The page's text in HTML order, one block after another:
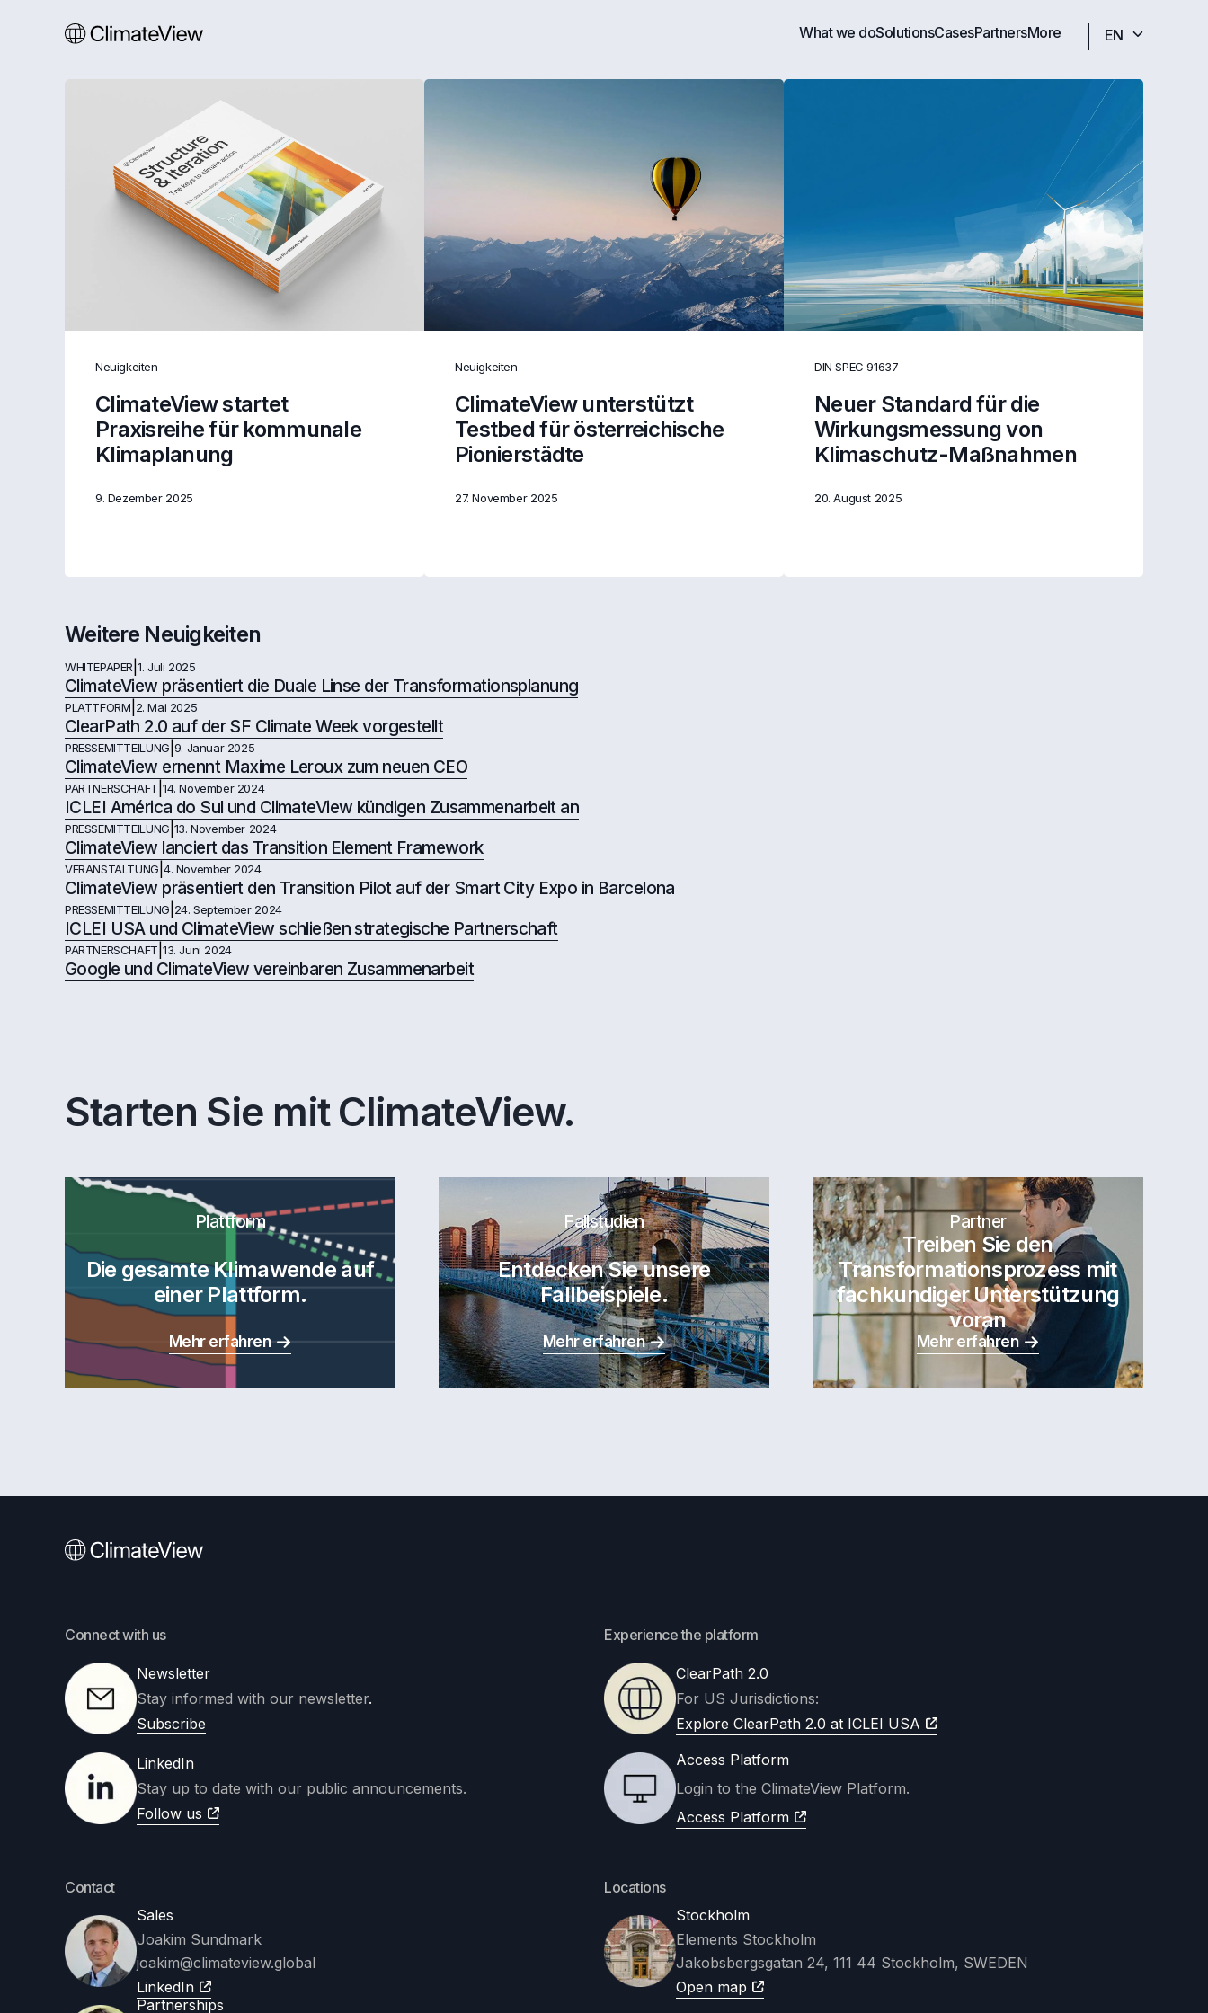
What we doSolutionsCasesPartnersMore EN
Neuigkeiten
ClimateView startet
Praxisreihe für kommunale
Klimaplanung
9. Dezember 2025
Neuigkeiten
ClimateView unterstützt
Testbed für österreichische
Pionierstädte
27. November 2025
DIN SPEC 91637
Neuer Standard für die
Wirkungsmessung von
Klimaschutz-Maßnahmen
20. August 2025
Weitere Neuigkeiten
WHITEPAPER |1. Juli 2025
ClimateView präsentiert die Duale Linse der Transformationsplanung
PLATTFORM 2. Mai 2025
ClearPath 2.0 auf der SF Climate Week vorgestellt
PRESSEMITTEILUNG 9. Januar 2025
ClimateView ernennt Maxime Leroux zum neuen CEO
PARTNERSCHAFT 14. November 2024
ICLEI América do Sul und ClimateView kündigen Zusammenarbeit an
PRESSEMITTEILUNG 13. November 2024
ClimateView lanciert das Transition Element Framework
VERANSTALTUNG 4. November 2024
ClimateView präsentiert den Transition Pilot auf der Smart City Expo in Barcelona
PRESSEMITTEILUNG 24. September 2024
ICLEI USA und ClimateView schließen strategische Partnerschaft
PARTNERSCHAFT 13. Juni 2024
Google und ClimateView vereinbaren Zusammenarbeit
Starten Sie mit ClimateView.
Plattform
Die gesamte Klimawende auf
einer Plattform.
Mehr erfahren
Fallstudien
Entdecken Sie unsere
Fallbeispiele.
Mehr erfahren
Partner
Treiben Sie den
Transformationsprozess mit
fachkundiger Unterstützung
voran
Mehr erfahren
Connect with us
Newsletter
Stay informed with our newsletter.
Subscribe
LinkedIn
Stay up to date with our public announcements.
Follow us
Experience the platform
ClearPath 2.0
For US Jurisdictions:
Explore ClearPath 2.0 at ICLEI USA
Access Platform
Login to the ClimateView Platform.
Access Platform
Contact
Sales
Joakim Sundmark
joakim@climateview.global
LinkedIn
Partnerships
Locations
Stockholm
Elements Stockholm
Jakobsbergsgatan 24, 111 44 Stockholm, SWEDEN
Open map